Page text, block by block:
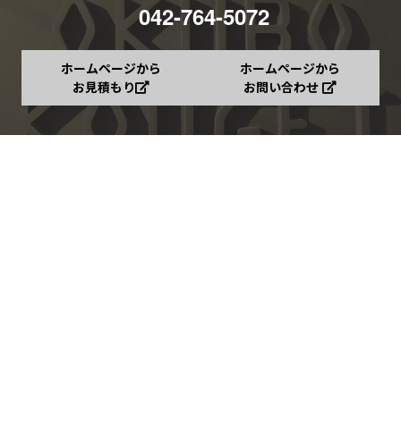
042-764-5072
ホームページから
お見積もり
ホームページから
お問い合わせ